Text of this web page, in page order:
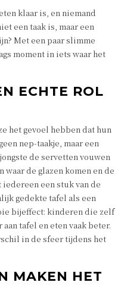
klaar is, en niemand
een taak is, maar een
Met een paar slimme
moment in iets waar het
ECHTE ROL
het gevoel hebben dat hun
nep-taakje, maar een
de servetten vouwen
de glazen komen en de
een stuk van de
gedekte tafel als een
bijeffect: kinderen die zelf
tafel en eten vaak beter.
in de sfeer tijdens het
MAKEN HET